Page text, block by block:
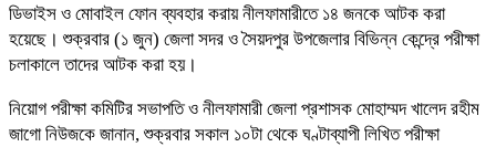
ডিভাইস ও মোবাইল ফোন ব্যবহার করায় নীলফামারীতে ১৪ জনকে আটক করা
হয়েছে। শুক্রবার (১ জুন) জেলা সদর ও সৈয়দপুর উপজেলার বিভিন্ন কেন্দ্রে পরীক্ষা
চলাকালে তাদের আটক করা হয়।
নিয়োগ পরীক্ষা কমিটির সভাপতি ও নীলফামারী জেলা প্রশাসক মোহাম্মদ খালেদ রহীম
জাগো নিউজকে জানান, শুক্রবার সকাল ১০টা থেকে ঘণ্টাব্যাপী লিখিত পরীক্ষা